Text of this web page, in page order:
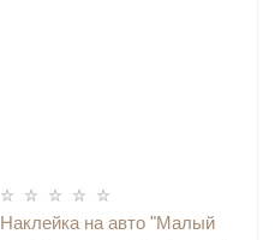
Наклейка на авто "Малый